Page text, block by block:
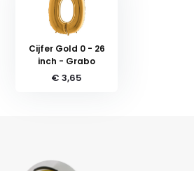
Cijfer Gold 0 - 26
inch - Grabo
€ 3,65